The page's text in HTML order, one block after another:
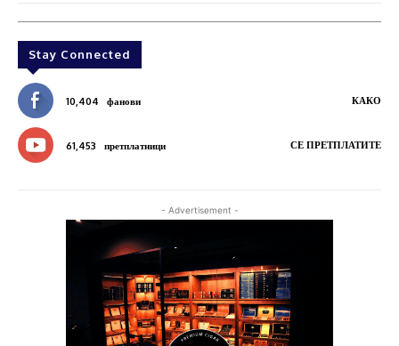
Stay Connected
10,404 фанови КАКО
61,453 претплатници СЕ ПРЕТПЛАТИТЕ
- Advertisement -